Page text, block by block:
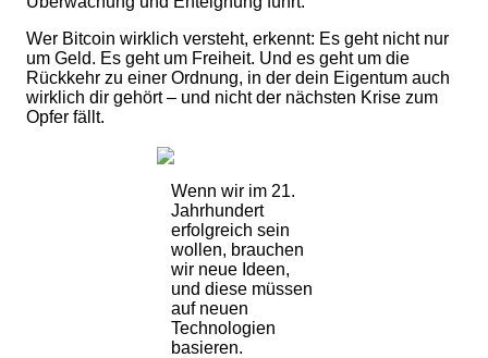
Wer Bitcoin wirklich versteht, erkennt: Es geht nicht nur
um Geld. Es geht um Freiheit. Und es geht um die
Rückkehr zu einer Ordnung, in der dein Eigentum auch
wirklich dir gehört – und nicht der nächsten Krise zum
Opfer fällt.
Wenn wir im 21.
Jahrhundert
erfolgreich sein
wollen, brauchen
wir neue Ideen,
und diese müssen
auf neuen
Technologien
basieren.